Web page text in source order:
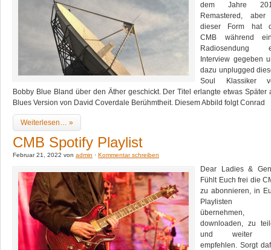
dem Jahre
Remastered,
dieser Form hat
CMB während
Radiosendung
Interview gegeben
dazu unplugged
Soul Klassiker
Bobby Blue Bland über den Äther geschickt. Der Titel erlangte etwas Später
Blues Version von David Coverdale Berühmtheit. Diesem Abbild folgt Conrad
Weiterlesen… »
CMB Spotify Playlist
Februar 21, 2022 von admin · Kommentar schreiben
Dear Ladies &
Fühlt Euch frei die
zu abonnieren, in
Playlisten
übernehmen,
downloaden, zu
und weiter
empfehlen. Sorgt